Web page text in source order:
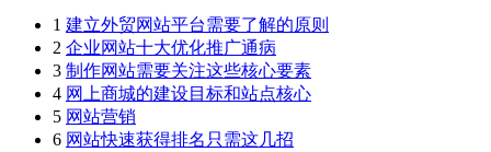
1 建立外贸网站平台需要了解的原则
2 企业网站十大优化推广通病
3 制作网站需要关注这些核心要素
4 网上商城的建设目标和站点核心
5 网站营销
6 网站快速获得排名只需这几招